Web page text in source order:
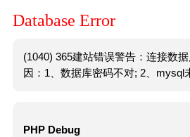
Database Error
(1040) 365建站错误警告：连接数
因：1、数据库密码不对; 2、mysql
PHP Debug